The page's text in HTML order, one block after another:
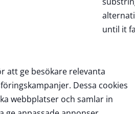
until it
att ge besökare relevanta
Dessa cookies
webbplatser och samlar in